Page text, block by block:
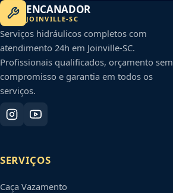
ENCANADOR
JOINVILLE-SC
Serviços hidráulicos completos com
atendimento 24h em Joinville-SC.
Profissionais qualificados, orçamento sem
compromisso e garantia em todos os
serviços.
SERVIÇOS
Caça Vazamento